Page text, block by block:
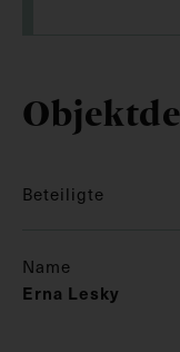
Beteiligte
Name
Erna Lesky